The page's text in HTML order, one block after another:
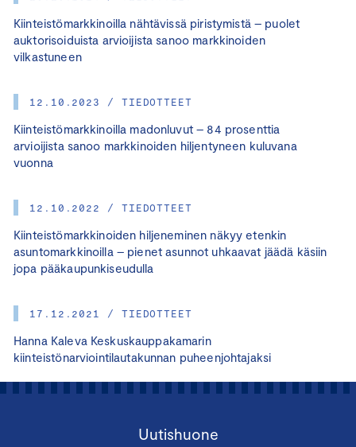
Kiinteistömarkkinoilla nähtävissä piristymistä – puolet
auktorisoiduista arvioijista sanoo markkinoiden
vilkastuneen
12.10.2023 / TIEDOTTEET
Kiinteistömarkkinoilla madonluvut – 84 prosenttia
arvioijista sanoo markkinoiden hiljentyneen kuluvana
vuonna
12.10.2022 / TIEDOTTEET
Kiinteistömarkkinoiden hiljeneminen näkyy etenkin
asuntomarkkinoilla – pienet asunnot uhkaavat jäädä käsiin
jopa pääkaupunkiseudulla
17.12.2021 / TIEDOTTEET
Hanna Kaleva Keskuskauppakamarin
kiinteistönarviointilautakunnan puheenjohtajaksi
Uutishuone